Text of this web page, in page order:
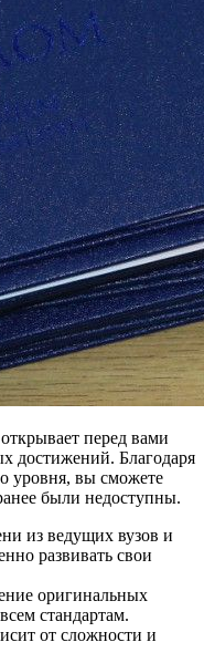
перед вами
достижений. Благодаря
уровня, вы сможете
были недоступны.
из ведущих вузов и
развивать свои
оригинальных
стандартам.
от сложности и